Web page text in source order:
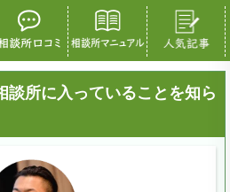
談所に入っていることを知ら